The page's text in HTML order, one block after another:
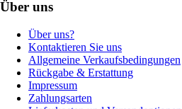
Über uns
Über uns?
Kontaktieren Sie uns
Allgemeine Verkaufsbedingungen
Rückgabe & Erstattung
Impressum
Zahlungsarten